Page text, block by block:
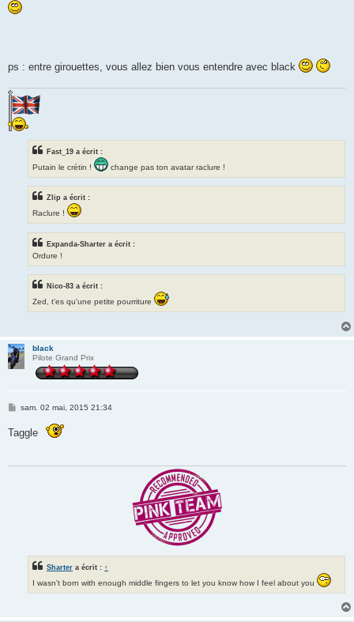
a
ps : entre girouettes, vous allez bien vous entendre avec black
Fast_19 a écrit :
Putain le crétin !
change pas ton avatar raclure !
Zlip a écrit :
Raclure !
Expanda-Sharter a écrit :
Ordure !
Nico-83 a écrit :
Zed, t'es qu'une petite pourriture
black
Pilote Grand Prix
M
s
sam. 02 mai, 2015 21:34
Taggle
Sharter a écrit : ↑
I wasn't born with enough middle fingers to let you know how I feel about you